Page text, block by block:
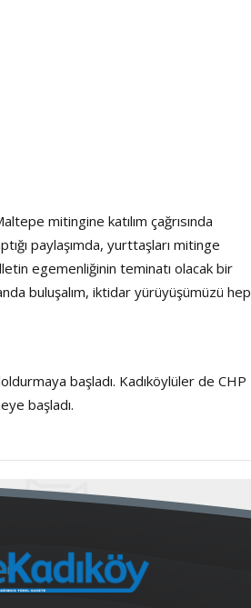
mitingine katılım çağrısında
paylaşımda, yurttaşları mitinge
egemenliğinin teminatı olacak bir
buluşalım, iktidar yürüyüşümüzü hep
başladı. Kadıköylüler de CHP
başladı.